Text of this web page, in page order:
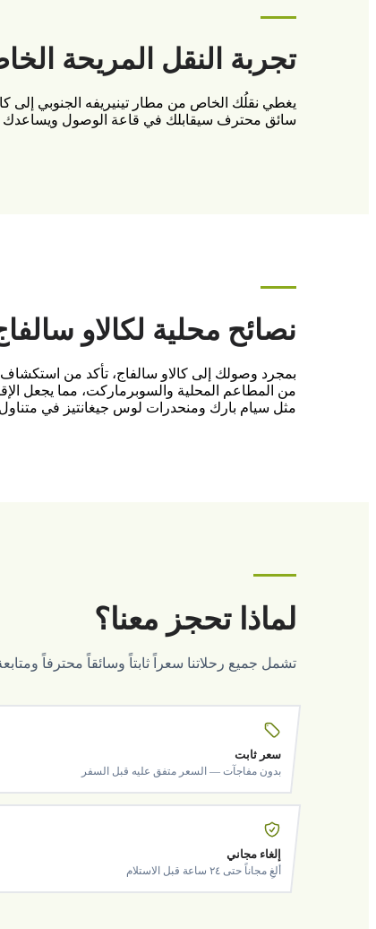
تجربة النقل المريحة
سائق محترف سيقابلك في قاعة الوصول ويساعدك في
نصائح محلية لكالاو
بمجرد وصولك إلى كالاو سالفاج، تأكد من
من المطاعم المحلية والسوبرماركت، مما يجعل
مثل سيام بارك ومنحدرات لوس جيغانتيز في متناول
لماذا تحجز معنا؟
تشمل جميع رحلاتنا سعراً ثابتاً وسائقاً محترفاً
سعر ثابت
بدون مفاجآت — السعر متفق عليه قبل السفر
إلغاء مجاني
ألغِ مجاناً حتى ٢٤ ساعة قبل الاستلام